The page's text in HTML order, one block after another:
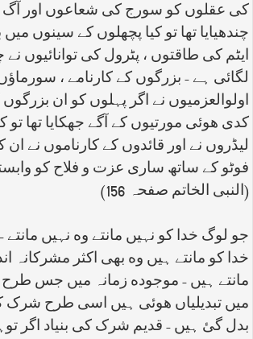
کی عقلوں کو سورج کی شعاعوں اور آگ
چندهیایا تها تو کیا پچهلوں کے سینوں
ایٹم کی طاقتوں ، پٹرول کی توانائیوں
لگائی ہے - بزرگوں کے کارنامے ،
اولوالعزمیوں نے اگر پہلوں کو ان
کدی هوئی مورتیوں کے آگے جهکایا تها تو
لیڈروں نے اور قائدوں کے کارناموں نے ان
فوٹو کے ساتھ ساری عزت و فلاح کو
(النبی الخاتم صفحہ 156)
جو لوگ خدا کو نہیں مانتے وه نہیں
خدا کو مانتے ہیں وه بهی اکثر مشرکانہ
مانتے ہیں - موجوده زمانہ میں جس
میں تبدیلیاں هوئی ہیں اسی طرح شرک
بدل گئ ہیں - قدیم شرک کی بنیاد اگر